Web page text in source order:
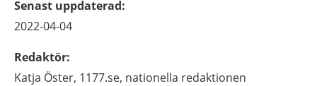
Senast uppdaterad:
2022-04-04
Redaktör:
Katja Öster, 1177.se, nationella redaktionen